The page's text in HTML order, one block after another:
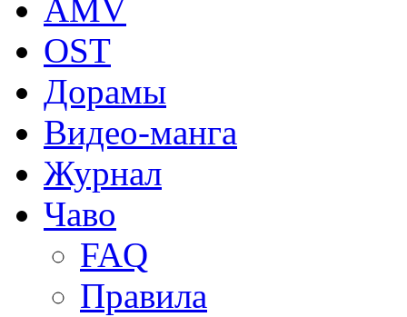
AMV
OST
Дорамы
Видео-манга
Журнал
Чаво
FAQ
Правила